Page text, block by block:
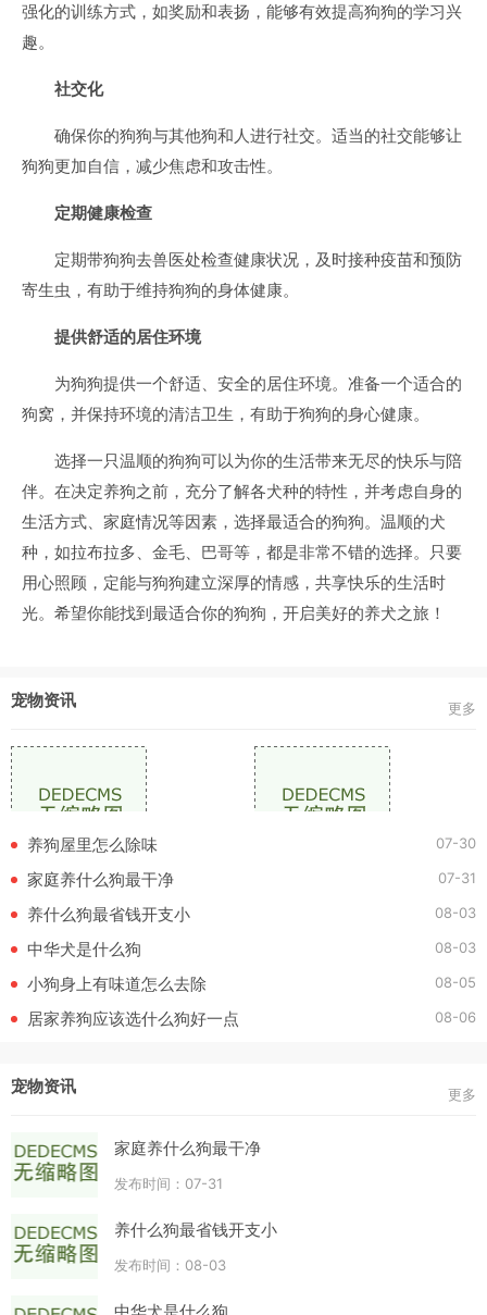
强化的训练方式，如奖励和表扬，能够有效提高狗狗的学习兴
趣。
社交化
确保你的狗狗与其他狗和人进行社交。适当的社交能够让
狗狗更加自信，减少焦虑和攻击性。
定期健康检查
定期带狗狗去兽医处检查健康状况，及时接种疫苗和预防
寄生虫，有助于维持狗狗的身体健康。
提供舒适的居住环境
为狗狗提供一个舒适、安全的居住环境。准备一个适合的
狗窝，并保持环境的清洁卫生，有助于狗狗的身心健康。
选择一只温顺的狗狗可以为你的生活带来无尽的快乐与陪
伴。在决定养狗之前，充分了解各犬种的特性，并考虑自身的
生活方式、家庭情况等因素，选择最适合的狗狗。温顺的犬
种，如拉布拉多、金毛、巴哥等，都是非常不错的选择。只要
用心照顾，定能与狗狗建立深厚的情感，共享快乐的生活时
光。希望你能找到最适合你的狗狗，开启美好的养犬之旅！
宠物资讯 更多
养狗屋里怎么除味 07-30
家庭养什么狗最干净 07-31
养什么狗最省钱开支小 08-03
中华犬是什么狗 08-03
小狗身上有味道怎么去除 08-05
居家养狗应该选什么狗好一点 08-06
宠物资讯 更多
家庭养什么狗最干净
发布时间：07-31
养什么狗最省钱开支小
发布时间：08-03
中华犬是什么狗